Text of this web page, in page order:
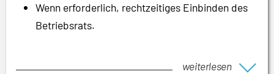
Wenn erforderlich, rechtzeitiges Einbinden des
Betriebsrats.
weiterlesen